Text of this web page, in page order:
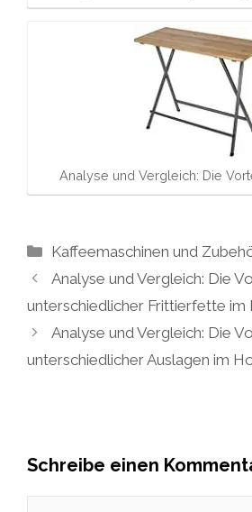
Analyse und Vergleich: Die
Kategorien
Kaffeemaschinen und
Analyse und Vergleich: Die
unterschiedlicher Frittierfette
Analyse und Vergleich: Die
unterschiedlicher Auslagen im
Schreibe einen